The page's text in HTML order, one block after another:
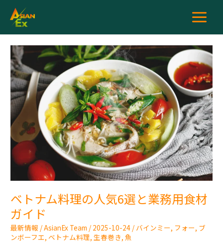
ス
ベトナム料理の人気6選と業務用食材
ガイド
最新情報 /AsianEx Team / 2025-10-24 / バインミー, フォー, ブ
ンボーフエ, ベトナム料理,生春巻き,魚
ベ
ト
ナ
ム
料
理
の
人
気
6
選
業
用
食
材
ガ